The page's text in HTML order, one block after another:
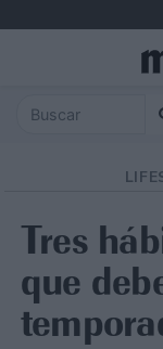
Tres
que